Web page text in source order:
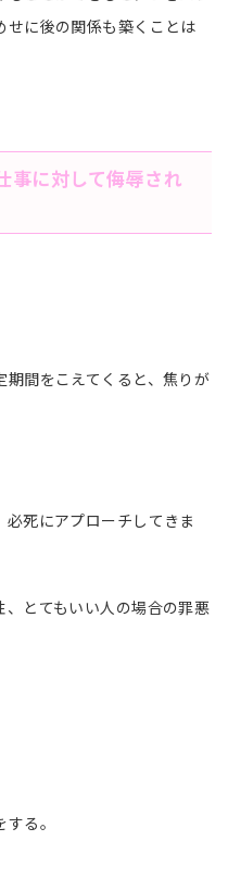
せに後の関係も築くことは
に対して侮辱され
間をこえてくると、焦りが
死にアプローチしてきま
とてもいい人の場合の罪悪
る。